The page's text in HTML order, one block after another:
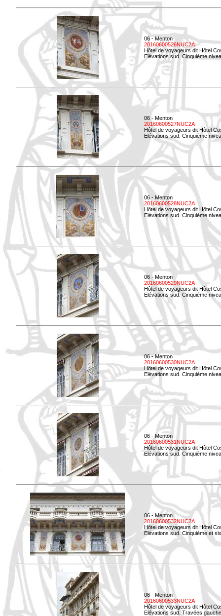
06 - Menton
20160600526NUC2A
Hôtel de voyageurs dit Hôtel
Elévations sud. Cinquième
06 - Menton
20160600527NUC2A
Hôtel de voyageurs dit Hôtel
Elévations sud. Cinquième
06 - Menton
20160600528NUC2A
Hôtel de voyageurs dit Hôtel
Elévations sud. Cinquième
06 - Menton
20160600529NUC2A
Hôtel de voyageurs dit Hôtel
Elévations sud. Cinquième
06 - Menton
20160600530NUC2A
Hôtel de voyageurs dit Hôtel
Elévations sud. Cinquième
06 - Menton
20160600531NUC2A
Hôtel de voyageurs dit Hôtel
Elévations sud. Cinquième
06 - Menton
20160600532NUC2A
Hôtel de voyageurs dit Hôtel
Elévations sud. Cinquième et
06 - Menton
20160600533NUC2A
Hôtel de voyageurs dit Hôtel
Elévations sud. Travées